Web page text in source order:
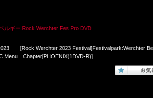
ルギー Rock Werchter Fes Pro DVD
[Rock Werchter 2023 Festival]Festivalpark:Werchter
Menu Chapter[PHOENIX(1DVD-R)]